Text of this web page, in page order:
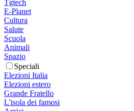
Tgtech
E-Planet
Cultura
Salute
Scuola
Animali
Spazio
Speciali
Elezioni Italia
Elezioni estero
Grande Fratello
L'isola dei famosi